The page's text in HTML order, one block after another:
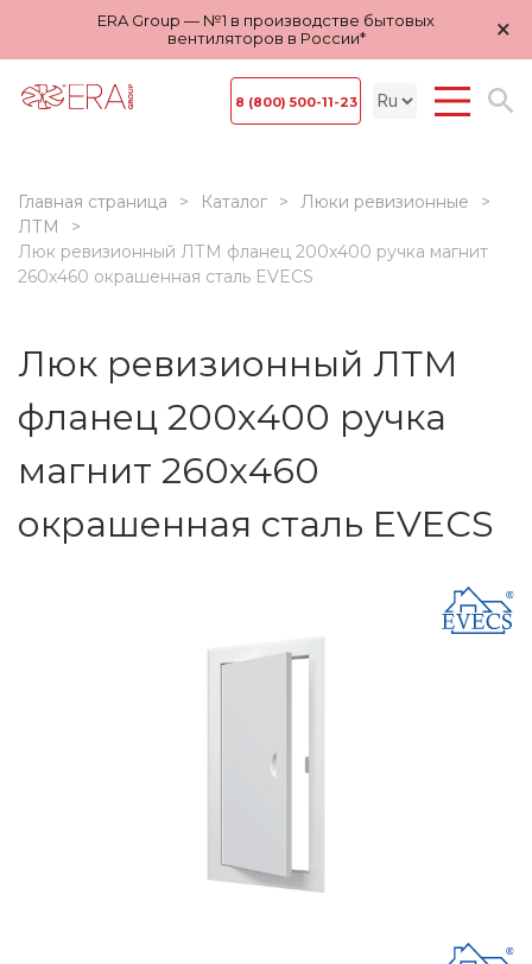
ERA Group — №1 в производстве бытовых
вентиляторов в России*
×
8 (800) 500-11-23
Главная страница Каталог
Люки ревизионные
ЛТМ
Люк ревизионный ЛТМ фланец 200х400 ручка магнит
260х460 окрашенная сталь EVECS
Люк ревизионный ЛТМ
фланец 200х400 ручка
магнит 260х460
окрашенная сталь EVECS